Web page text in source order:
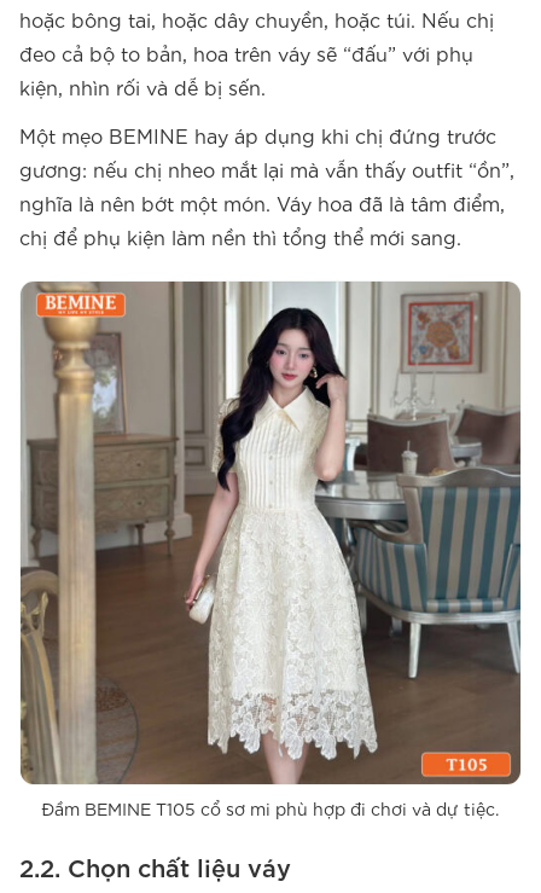
hoặc bông tai, hoặc dây chuyền, hoặc túi. Nếu chị
đeo cả bộ to bản, hoa trên váy sẽ “đấu” với phụ
kiện, nhìn rối và dễ bị sến.
Một mẹo BEMINE hay áp dụng khi chị đứng trước
gương: nếu chị nheo mắt lại mà vẫn thấy outfit “ồn”,
nghĩa là nên bớt một món. Váy hoa đã là tâm điểm,
chị để phụ kiện làm nền thì tổng thể mới sang.
Đầm BEMINE T105 cổ sơ mi phù hợp đi chơi và dự tiệc.
2.2. Chọn chất liệu váy